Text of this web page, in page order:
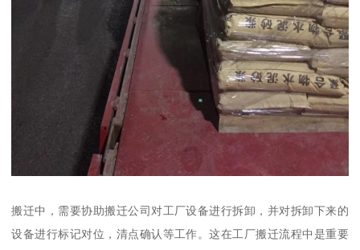
搬迁中，需要协助搬迁公司对工厂设备进行拆卸，并对拆卸下来的
设备进行标记对位，清点确认等工作。这在工厂搬迁流程中是重要